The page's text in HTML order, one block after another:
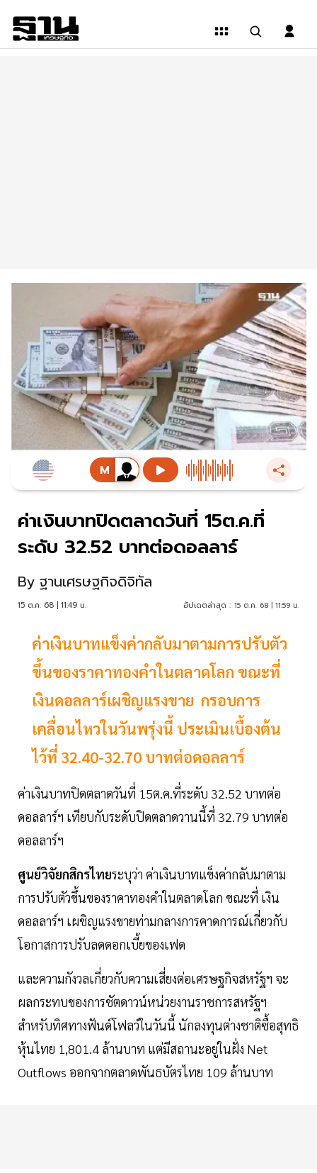
ค่าเงินบาทปิดตลาดวันที่ 15ต.ค.ที่
ระดับ 32.52 บาทต่อดอลลาร์
By ฐานเศรษฐกิจดิจิทัล
15 ต.ค. 68 | 11:49 น. อัปเดตล่าสุด : 15 ต.ค. 68 | 11:59 น.
ค่าเงินบาทแข็งค่ากลับมาตามการปรับตัว
ขึ้นของราคาทองคำในตลาดโลก ขณะที่
เงินดอลลาร์เผชิญแรงขาย กรอบการ
เคลื่อนไหวในวันพรุ่งนี้ ประเมินเบื้องต้น
ไว้ที่ 32.40-32.70 บาทต่อดอลลาร์
ค่าเงินบาทปิดตลาดวันที่ 15ต.ค.ที่ระดับ 32.52 บาทต่อ
ดอลลาร์ฯ เทียบกับระดับปิดตลาดวานนี้ที่ 32.79 บาทต่อ
ดอลลาร์ฯ
ศูนย์วิจัยกสิกรไทยระบุว่า ค่าเงินบาทแข็งค่ากลับมาตาม
การปรับตัวขึ้นของราคาทองคำในตลาดโลก ขณะที่ เงิน
ดอลลาร์ฯ เผชิญแรงขายท่ามกลางการคาดการณ์เกี่ยวกับ
โอกาสการปรับลดดอกเบี้ยของเฟด
และความกังวลเกี่ยวกับความเสี่ยงต่อเศรษฐกิจสหรัฐฯ จะ
ผลกระทบของการชัตดาวน์หน่วยงานราชการสหรัฐฯ
สำหรับทิศทางฟันด์โฟลว์ในวันนี้ นักลงทุนต่างชาติซื้อสุทธิ
หุ้นไทย 1,801.4 ล้านบาท แต่มีสถานะอยู่ในฝั่ง Net
Outflows ออกจากตลาดพันธบัตรไทย 109 ล้านบาท